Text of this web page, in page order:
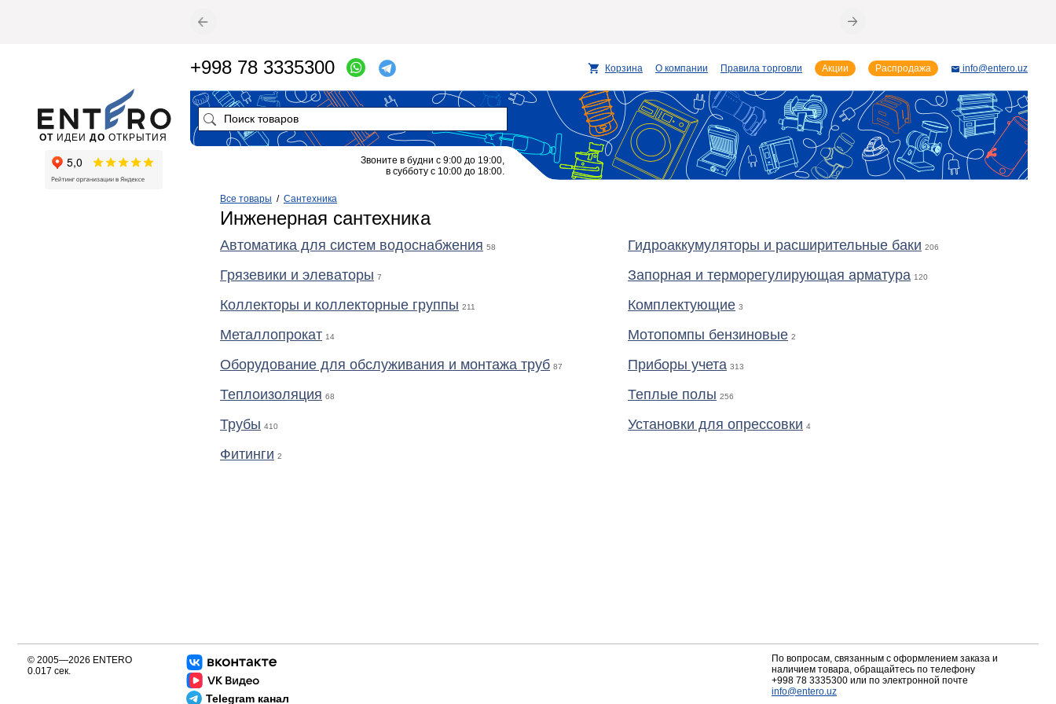
Все товары / Сантехника
Инженерная сантехника
Автоматика для систем водоснабжения 58
Грязевики и элеваторы 7
Коллекторы и коллекторные группы 211
Металлопрокат 14
Оборудование для обслуживания и монтажа труб 87
Теплоизоляция 68
Трубы 410
Фитинги 2
Гидроаккумуляторы и расширительные баки 206
Запорная и терморегулирующая арматура 120
Комплектующие 3
Мотопомпы бензиновые 2
Приборы учета 313
Теплые полы 256
Установки для опрессовки 4
ОТ ИДЕИ ДО ОТКРЫТИЯ
+998 78 3335300 Корзина О компании Правила торговли Акции Распродажа info@entero.uz
Звоните в будни с 9:00 до 19:00,
в субботу с 10:00 до 18:00.
Telegram канал
© 2005—2026 ENTERO
0.017 сек.
По вопросам, связанным с оформлением заказа и
наличием товара, обращайтесь по телефону
+998 78 3335300 или по электронной почте
info@entero.uz